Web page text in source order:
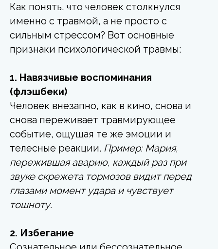
Как понять, что человек столкнулся
именно с травмой, а не просто с
сильным стрессом? Вот основные
признаки психологической травмы:
1. Навязчивые воспоминания
(флэшбеки)
Человек внезапно, как в кино, снова и
снова переживает травмирующее
событие, ощущая те же эмоции и
телесные реакции. Пример: Мария,
пережившая аварию, каждый раз при
звуке скрежета тормозов видит перед
глазами момент удара и чувствует
тошноту.
2. Избегание